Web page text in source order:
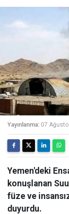
Yayınlanma: 07
Yemen'deki
konuşlanan
füze ve
duyurdu.